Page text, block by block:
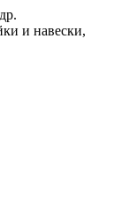
и навески,